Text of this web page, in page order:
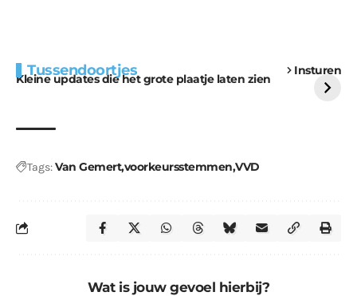
Tussendoortjes Insturen
Kleine updates die het grote plaatje laten zien
voor kabouters
uitdaging
Tags:Van Gemertvoorkeursstemmen VVD
Wat is jouw gevoel hierbij?